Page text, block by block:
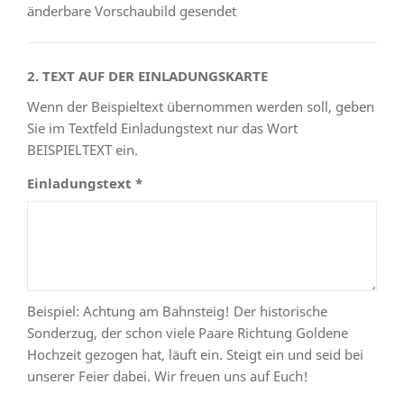
änderbare Vorschaubild gesendet
2. TEXT AUF DER EINLADUNGSKARTE
Wenn der Beispieltext übernommen werden soll, geben
Sie im Textfeld Einladungstext nur das Wort
BEISPIELTEXT ein.
Einladungstext *
Beispiel: Achtung am Bahnsteig! Der historische
Sonderzug, der schon viele Paare Richtung Goldene
Hochzeit gezogen hat, läuft ein. Steigt ein und seid bei
unserer Feier dabei. Wir freuen uns auf Euch!